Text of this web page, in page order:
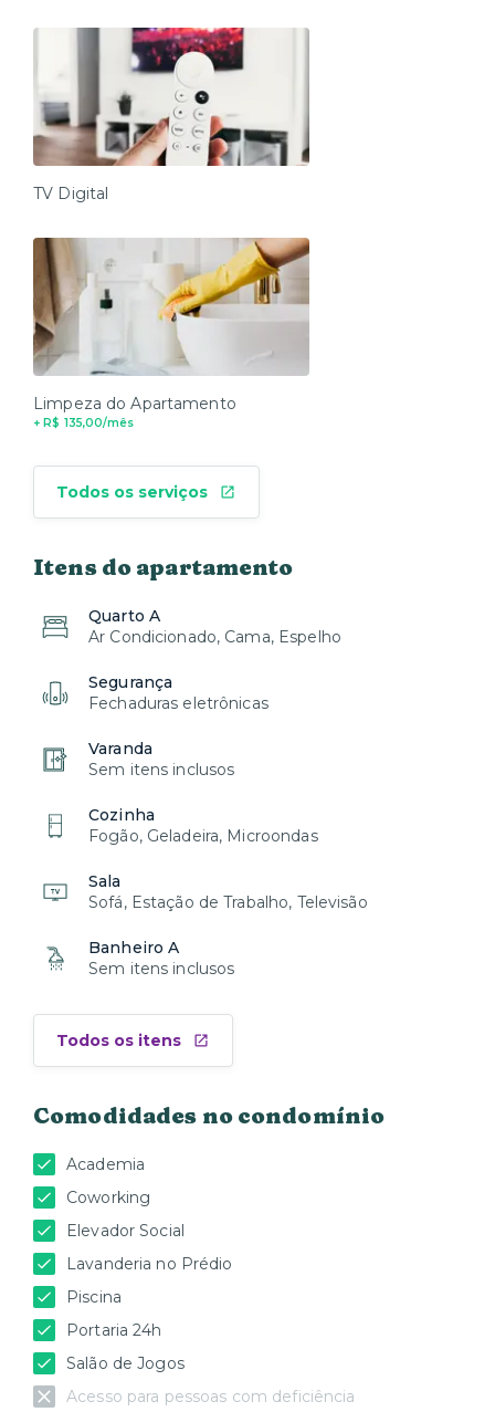
TV Digital
Limpeza do Apartamento
+ R$ 135,00/mês
Todos os serviços
Itens do apartamento
Quarto A
Ar Condicionado, Cama, Espelho
Segurança
Fechaduras eletrônicas
Varanda
Sem itens inclusos
Cozinha
Fogão, Geladeira, Microondas
Sala
Sofá, Estação de Trabalho, Televisão
Banheiro A
Sem itens inclusos
Todos os itens
Comodidades no condomínio
Academia
Coworking
Elevador Social
Lavanderia no Prédio
Piscina
Portaria 24h
Salão de Jogos
Acesso para pessoas com deficiência